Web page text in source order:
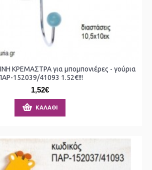
ΚΡΕΜΑΣΤΡΑ για μπομπονιέρες - γούρια
152039/41093 1.52€!!!
1,52€
ΚΑΛΆΘΙ